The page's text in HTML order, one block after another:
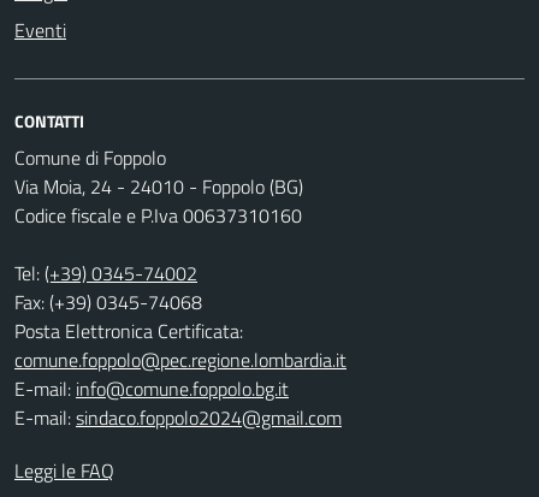
Eventi
CONTATTI
Comune di Foppolo
Via Moia, 24 - 24010 - Foppolo (BG)
Codice fiscale e P.Iva 00637310160
Tel:(+39) 0345-74002
Fax: (+39) 0345-74068
Posta Elettronica Certificata:
comune.foppolo@pec.regione.lombardia.it
E-mail: info@comune.foppolo.bg.it
E-mail:sindaco.foppolo2024@gmail.com
Leggi le FAQ